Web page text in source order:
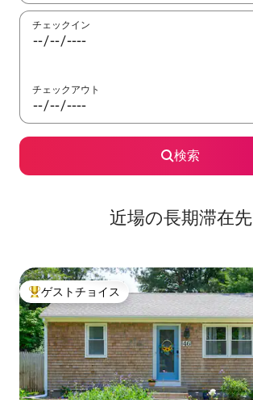
チェックイン
チェックアウト
検索
近場の長期滞在先
大好評のゲストチョイスです。
ゲストチョイス